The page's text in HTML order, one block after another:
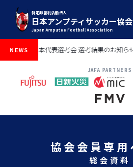
特定非営利活動法人
日本アンプティサッカー協会
Japan Amputee Football Association
NEWS
プ2026 日本代表選考会 選考結果のお知らせ
JAFA PARTNERS
協会会員専用
総会資料